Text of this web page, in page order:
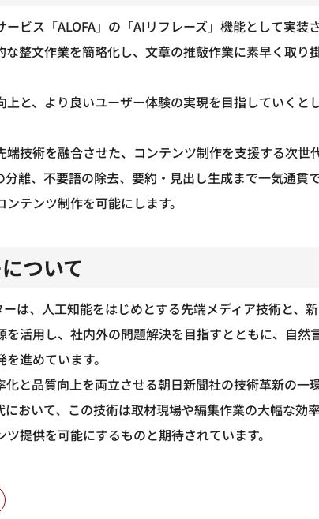
ビス「ALOFA」の「AIリフレーズ」機能として実装
整文作業を簡略化し、文章の推敲作業に素早く取り
と、より良いユーザー体験の実現を目指していくと
端技術を融合させた、コンテンツ制作を支援する次世
離、不要語の除去、要約・見出し生成まで一気通貫
テンツ制作を可能にします。
ついて
は、人工知能をはじめとする先端メディア技術と、
活用し、社内外の問題解決を目指すとともに、自然
進めています。
と品質向上を両立させる朝日新聞社の技術革新の一
おいて、この技術は取材現場や編集作業の大幅な効
提供を可能にするものと期待されています。